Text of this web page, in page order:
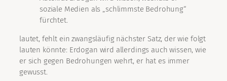
soziale Medien als „schlimmste Bedrohung“
fürchtet.
lautet, fehlt ein zwangsläufig nächster Satz, der wie folgt
lauten könnte: Erdogan wird allerdings auch wissen, wie
er sich gegen Bedrohungen wehrt, er hat es immer
gewusst.